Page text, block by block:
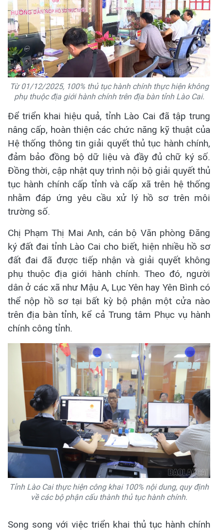
Từ 01/12/2025, 100% thủ tục hành chính thực hiện không
phụ thuộc địa giới hành chính trên địa bàn tỉnh Lào Cai.
Để triển khai hiệu quả, tỉnh Lào Cai đã tập trung
nâng cấp, hoàn thiện các chức năng kỹ thuật của
Hệ thống thông tin giải quyết thủ tục hành chính,
đảm bảo đồng bộ dữ liệu và đầy đủ chữ ký số.
Đồng thời, cập nhật quy trình nội bộ giải quyết thủ
tục hành chính cấp tỉnh và cấp xã trên hệ thống
nhằm đáp ứng yêu cầu xử lý hồ sơ trên môi
trường số.
Chị Phạm Thị Mai Anh, cán bộ Văn phòng Đăng
ký đất đai tỉnh Lào Cai cho biết, hiện nhiều hồ sơ
đất đai đã được tiếp nhận và giải quyết không
phụ thuộc địa giới hành chính. Theo đó, người
dân ở các xã như Mậu A, Lục Yên hay Yên Bình có
thể nộp hồ sơ tại bất kỳ bộ phận một cửa nào
trên địa bàn tỉnh, kể cả Trung tâm Phục vụ hành
chính công tỉnh.
Tỉnh Lào Cai thực hiện công khai 100% nội dung, quy định
về các bộ phận cấu thành thủ tục hành chính.
Song song với việc triển khai thủ tục hành chính